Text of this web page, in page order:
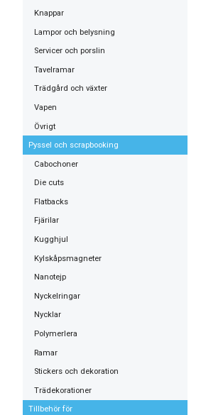
Knappar
Lampor och belysning
Servicer och porslin
Tavelramar
Trädgård och växter
Vapen
Övrigt
Pyssel och scrapbooking
Cabochoner
Die cuts
Flatbacks
Fjärilar
Kugghjul
Kylskåpsmagneter
Nanotejp
Nyckelringar
Nycklar
Polymerlera
Ramar
Stickers och dekoration
Trädekorationer
Tillbehör för